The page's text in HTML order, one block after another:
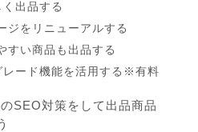
出品する
をリニューアルする
い商品も出品する
ード機能を活用する※有料
のSEO対策をして出品商品